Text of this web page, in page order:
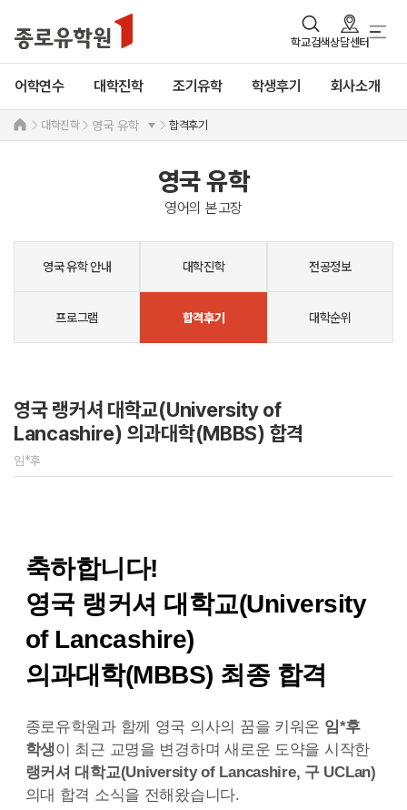
학교검색상담센터
어학연수 대학진학 조기유학 학생후기 회사소개
대학진학 영국 유학 합격후기
영국 유학
영어의 본고장
영국 유학 안내 대학진학 전공정보
프로그램 합격후기 대학순위
영국 랭커셔 대학교(University of
Lancashire) 의과대학(MBBS) 합격
임*후
축하합니다!
영국 랭커셔 대학교(University
of Lancashire)
의과대학(MBBS) 최종 합격
종로유학원과 함께 영국 의사의 꿈을 키워온 임*후
학생이 최근 교명을 변경하며 새로운 도약을 시작한
랭커셔 대학교(University of Lancashire, 구 UCLan)
의대 합격 소식을 전해왔습니다.